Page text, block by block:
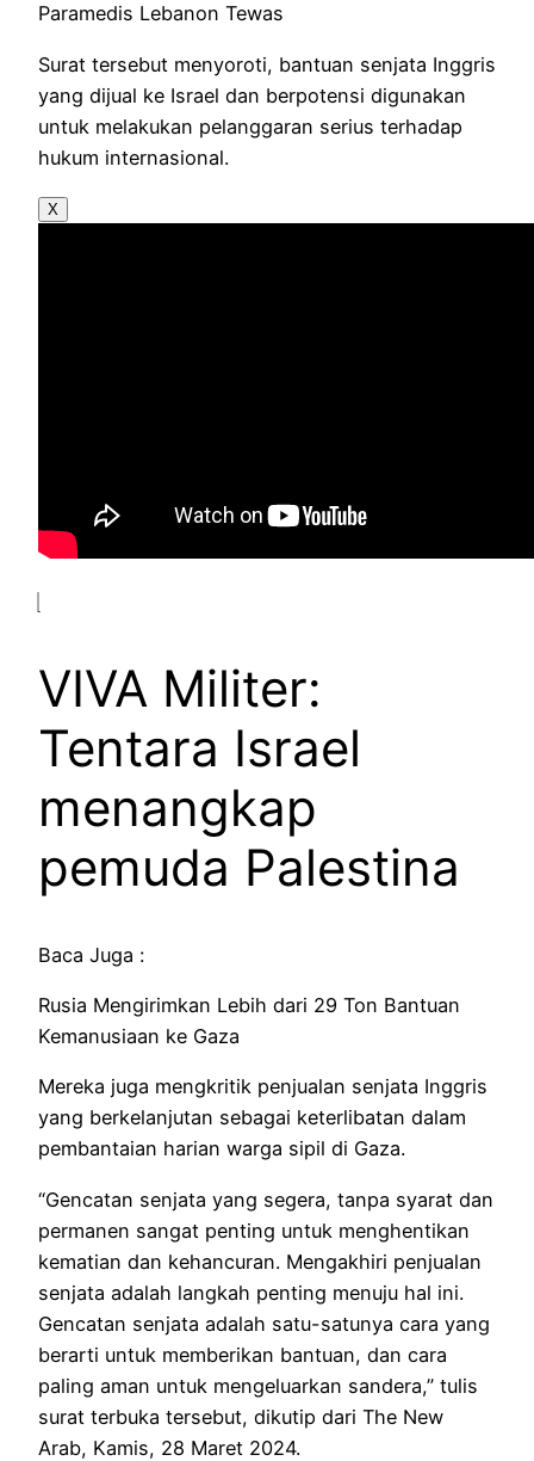
Paramedis Lebanon Tewas
Surat tersebut menyoroti, bantuan senjata Inggris
yang dijual ke Israel dan berpotensi digunakan
untuk melakukan pelanggaran serius terhadap
hukum internasional.
X
VIVA Militer:
Tentara Israel
menangkap
pemuda Palestina
Baca Juga :
Rusia Mengirimkan Lebih dari 29 Ton Bantuan
Kemanusiaan ke Gaza
Mereka juga mengkritik penjualan senjata Inggris
yang berkelanjutan sebagai keterlibatan dalam
pembantaian harian warga sipil di Gaza.
“Gencatan senjata yang segera, tanpa syarat dan
permanen sangat penting untuk menghentikan
kematian dan kehancuran. Mengakhiri penjualan
senjata adalah langkah penting menuju hal ini.
Gencatan senjata adalah satu-satunya cara yang
berarti untuk memberikan bantuan, dan cara
paling aman untuk mengeluarkan sandera,” tulis
surat terbuka tersebut, dikutip dari The New
Arab, Kamis, 28 Maret 2024.